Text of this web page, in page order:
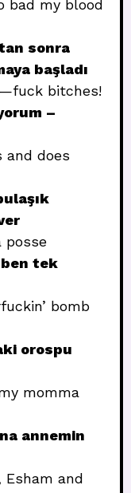
bad my blood
sonra
başladı
bitches!
–
does
posse
ben tek
bomb
orospu
momma
annemin
Esham and